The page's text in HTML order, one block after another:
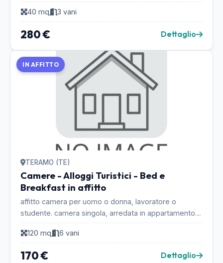
balcone. sito in zona servitissima e di prestigio. cli...
40 mq
3 vani
280 € Dettaglio
IN AFFITTO
TERAMO (TE)
Camere - Alloggi Turistici - Bed e
Breakfast in affitto
affitto camera per uomo o donna, lavoratore o
studente. camera singola, arredata in appartamento
arredato, centralissimo e servitissimo.
riscaldamento...
120 mq 6 vani
170 € Dettaglio